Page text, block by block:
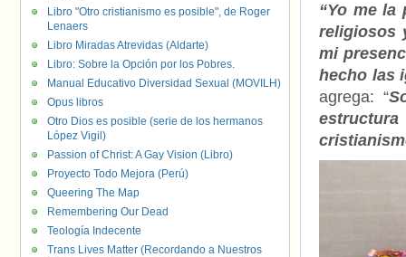
“Yo me la
religiosos
mi
hecho las
agrega: “
Libro "Otro cristianismo es posible", de Roger
Lenaers
Libro Miradas Atrevidas (Aldarte)
Libro: Sobre la Opción por los Pobres.
Manual Educativo Diversidad Sexual (MOVILH)
Opus libros
Otro Dios es posible (serie de los hermanos
López Vigil)
Passion of Christ: A Gay Vision (Libro)
Proyecto Todo Mejora (Perú)
Queering The Map
Remembering Our Dead
Teología Indecente
Trans Lives Matter (Recordando a Nuestros